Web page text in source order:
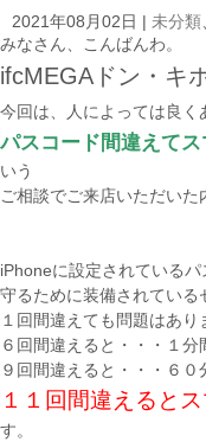
2021年08月02日 未分類
みなさん、こんばんわ。
ifcMEGAドン・キ
今回は、人によっては良く
パスコード間違えて
いう
ご相談でご来店いただいた
iPhoneに設定されている
守るために装備されている
１回間違えても問題はあり
６回間違えると・・・１分
９回間違えると・・・６０
１１回間違えると
す。